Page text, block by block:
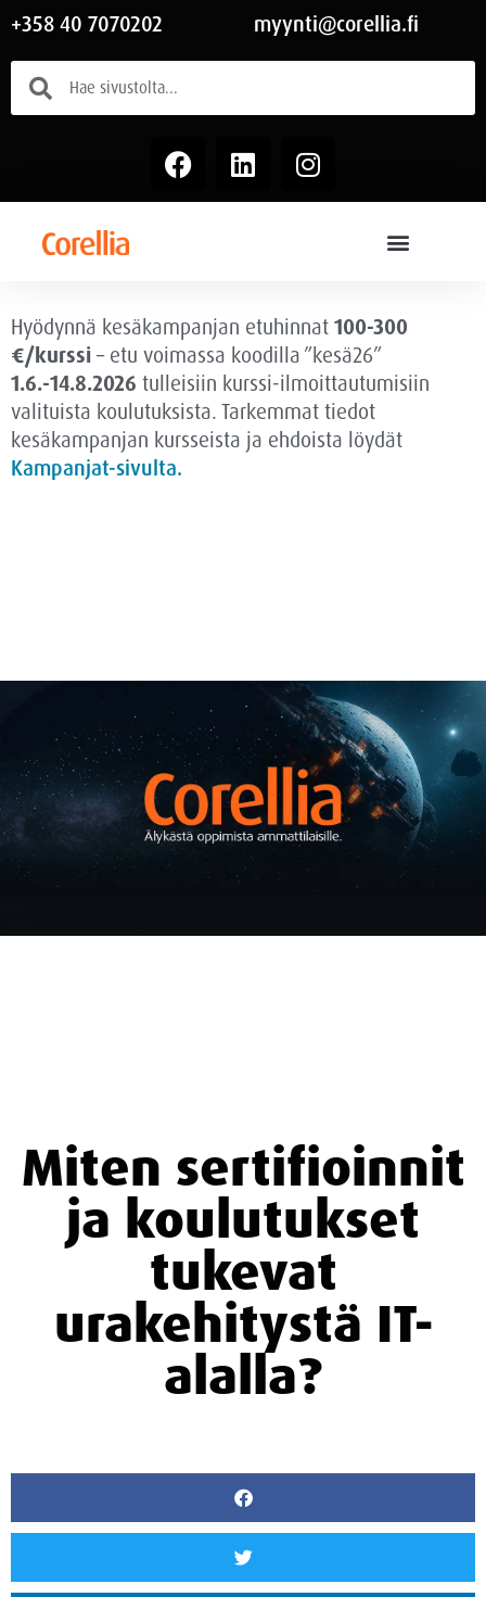
+358 40 7070202 myynti@corellia.fi
Hyödynnä kesäkampanjan etuhinnat 100-300
€/kurssi – etu voimassa koodilla ”kesä26”
1.6.-14.8.2026 tulleisiin kurssi-ilmoittautumisiin
valituista koulutuksista. Tarkemmat tiedot
kesäkampanjan kursseista ja ehdoista löydät
Kampanjat-sivulta.
Miten sertifioinnit
ja koulutukset
tukevat
urakehitystä IT-
alalla?